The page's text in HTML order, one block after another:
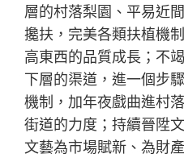
層的村落梨園、平易近
攙扶，完美各類扶植機
高東西的品質成長；不
下層的渠道，進一個步
機制，加年夜戲曲進村
街道的力度；持續晉陞
文藝為市場賦新、為財